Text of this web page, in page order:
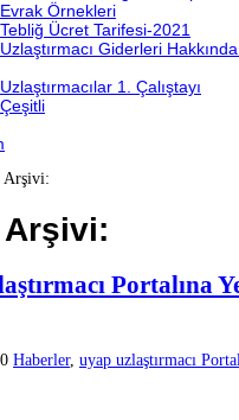
Evrak Örnekleri
Tebliğ Ücret Tarifesi-2021
Uzlaştırmacı Giderleri
Uzlaştırmacılar 1. Çalıştayı
Çeşitli
Arşivi:
Portalına
Haberler, uyap uzlaştırmacı Portal